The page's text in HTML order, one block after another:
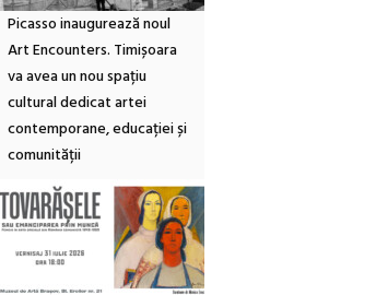
Picasso inaugurează noul
Art Encounters. Timișoara
va avea un nou spațiu
cultural dedicat artei
contemporane, educației și
comunității